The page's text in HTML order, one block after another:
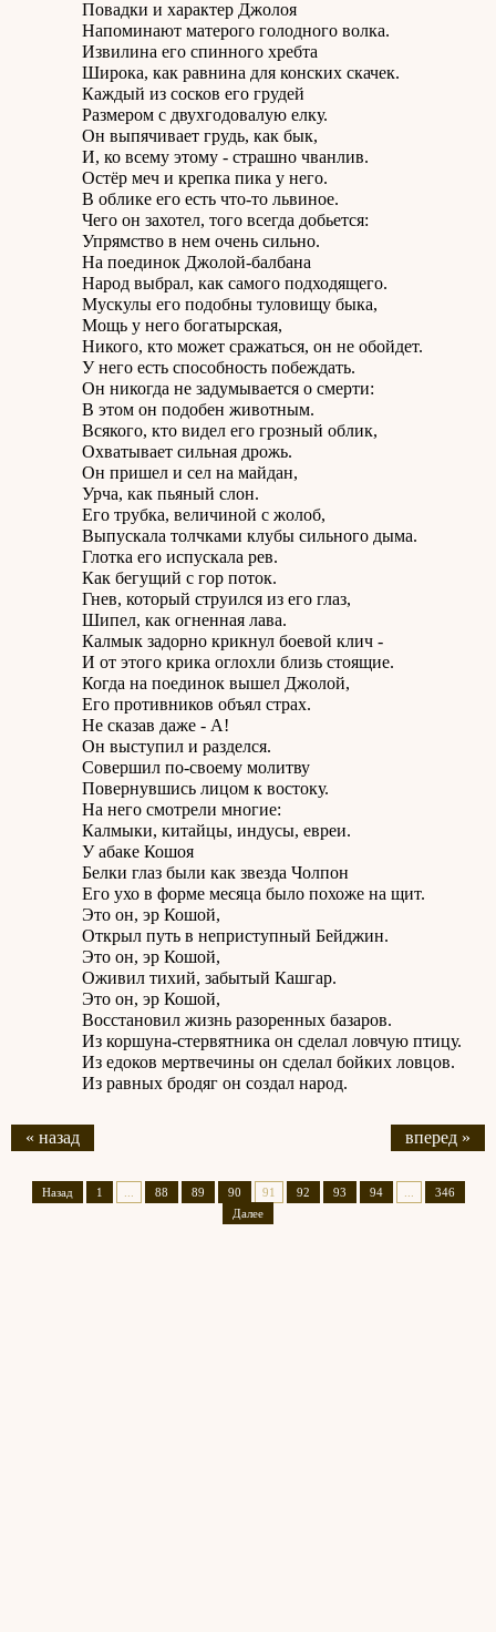
Повадки и характер Джолоя
Напоминают матерого голодного волка.
Извилина его спинного хребта
Широка, как равнина для конских скачек.
Каждый из сосков его грудей
Размером с двухгодовалую елку.
Он выпячивает грудь, как бык,
И, ко всему этому - страшно чванлив.
Остёр меч и крепка пика у него.
В облике его есть что-то львиное.
Чего он захотел, того всегда добьется:
Упрямство в нем очень сильно.
На поединок Джолой-балбана
Народ выбрал, как самого подходящего.
Мускулы его подобны туловищу быка,
Мощь у него богатырская,
Никого, кто может сражаться, он не обойдет.
У него есть способность побеждать.
Он никогда не задумывается о смерти:
В этом он подобен животным.
Всякого, кто видел его грозный облик,
Охватывает сильная дрожь.
Он пришел и сел на майдан,
Урча, как пьяный слон.
Его трубка, величиной с жолоб,
Выпускала толчками клубы сильного дыма.
Глотка его испускала рев.
Как бегущий с гор поток.
Гнев, который струился из его глаз,
Шипел, как огненная лава.
Калмык задорно крикнул боевой клич -
И от этого крика оглохли близь стоящие.
Когда на поединок вышел Джолой,
Его противников объял страх.
Не сказав даже - А!
Он выступил и разделся.
Совершил по-своему молитву
Повернувшись лицом к востоку.
На него смотрели многие:
Калмыки, китайцы, индусы, евреи.
У абаке Кошоя
Белки глаз были как звезда Чолпон
Его ухо в форме месяца было похоже на щит.
Это он, эр Кошой,
Открыл путь в неприступный Бейджин.
Это он, эр Кошой,
Оживил тихий, забытый Кашгар.
Это он, эр Кошой,
Восстановил жизнь разоренных базаров.
Из коршуна-стервятника он сделал ловчую птицу.
Из едоков мертвечины он сделал бойких ловцов.
Из равных бродяг он создал народ.
« назад вперед »
Назад 1 88 89 90 91 92 93 94
346
Далее